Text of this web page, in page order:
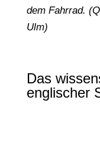
dem Fahrrad.
Ulm)
Das
englischer